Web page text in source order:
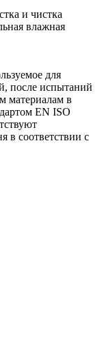
и чистка
влажная
для
после испытаний
материалам в
EN ISO
в соответствии с